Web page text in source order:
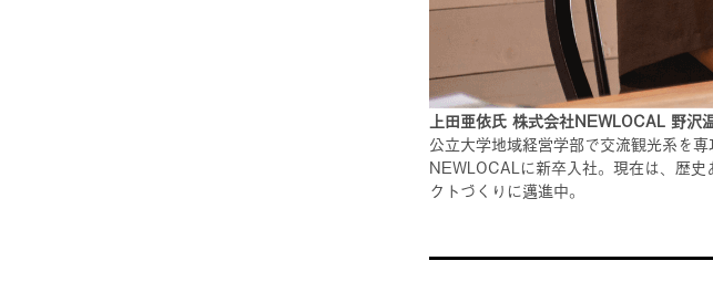
上田亜依氏 株式会社NEWLOCAL 野沢
公立大学地域経営学部で交流観光系を
NEWLOCALに新卒入社。現在は、歴
クトづくりに邁進中。